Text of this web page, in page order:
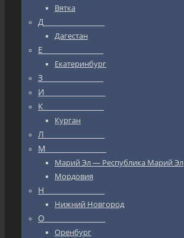
Вятка
Д_________________
Дагестан
Е_________________
Екатеринбург
З_________________
И_________________
К_________________
Курган
Л_________________
М_________________
Марий Эл — Республика Марий Эл
Мордовия
Н_________________
Нижний Новгород
О_________________
Оренбург